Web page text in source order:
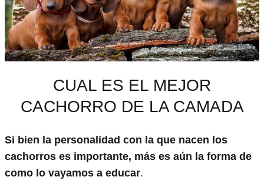
CUAL ES EL MEJOR
CACHORRO DE LA CAMADA
Si bien la personalidad con la que nacen los
cachorros es importante, más es aún la forma de
como lo vayamos a educar.